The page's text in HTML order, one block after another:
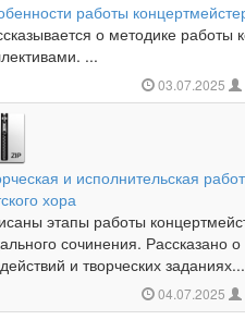
работы
о методике работы
...
03.07.2025
и исполнительская
хора
этапы работы
сочинения. Рассказано
и творческих
04.07.2025